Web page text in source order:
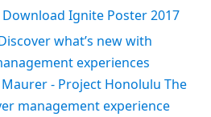
Ignite Poster 2017
what’s new with
experiences
- Project Honolulu The
management experience